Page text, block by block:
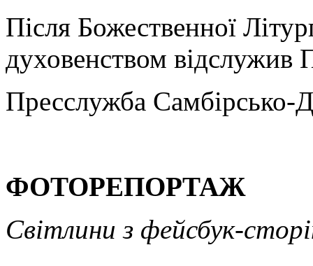
Після Божественної
духовенством відслужив
Пресслужба Самбірсько-
ФОТОРЕПОРТАЖ
Світлини з фейсбук-